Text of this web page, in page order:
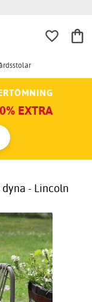
EXTRA
- Lincoln